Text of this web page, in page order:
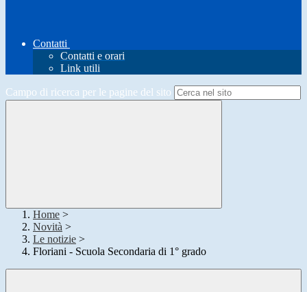
Contatti
Contatti e orari
Link utili
Campo di ricerca per le pagine del sito
Home >
Novità >
Le notizie >
Floriani - Scuola Secondaria di 1° grado